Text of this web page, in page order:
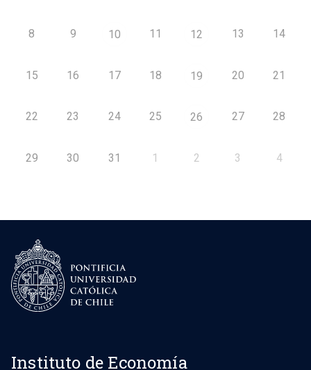
8 9 10 11 12 13 14
15 16 17 18 19 20 21
22 23 24 25 26 27 28
29 30 31 1 2 3 4
Instituto de Economía